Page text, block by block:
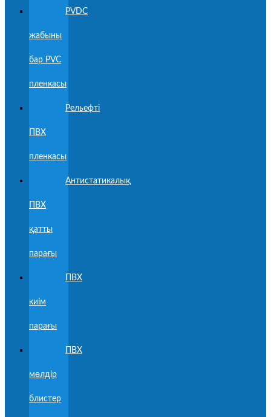
PVDC
жабыны
бар PVC
пленкасы
Рельефті
ПВХ
пленкасы
Антистатикалық
ПВХ
қатты
парағы
ПВХ
киім
парағы
ПВХ
мөлдір
блистер